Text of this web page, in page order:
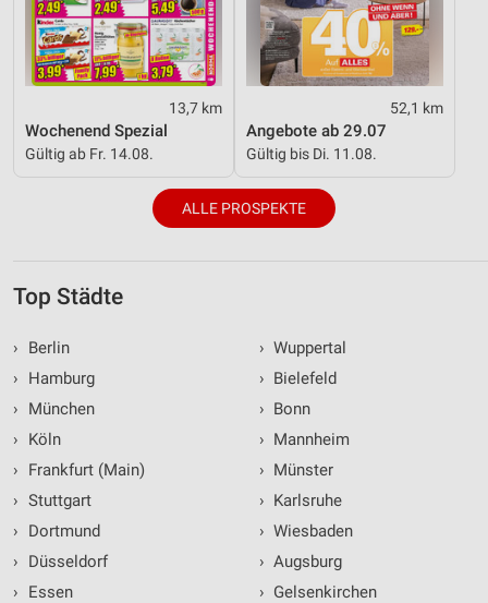
13,7 km
Wochenend Spezial
Gültig ab Fr. 14.08.
52,1 km
Angebote ab 29.07
Gültig bis Di. 11.08.
ALLE PROSPEKTE
Top Städte
›
Berlin
›
Hamburg
›
München
›
Köln
›
Frankfurt (Main)
› Stuttgart
›
Dortmund
›
Düsseldorf
›
Essen
› Wuppertal
› Bielefeld
› Bonn
› Mannheim
› Münster
› Karlsruhe
› Wiesbaden
› Augsburg
› Gelsenkirchen